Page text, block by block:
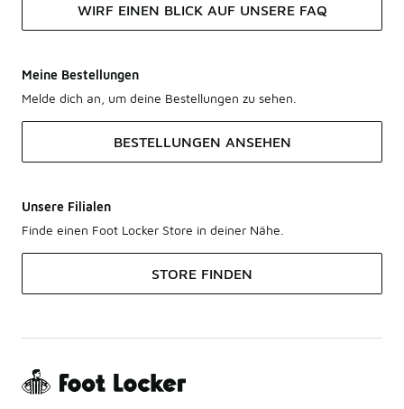
WIRF EINEN BLICK AUF UNSERE FAQ
Meine Bestellungen
Melde dich an, um deine Bestellungen zu sehen.
BESTELLUNGEN ANSEHEN
Unsere Filialen
Finde einen Foot Locker Store in deiner Nähe.
STORE FINDEN